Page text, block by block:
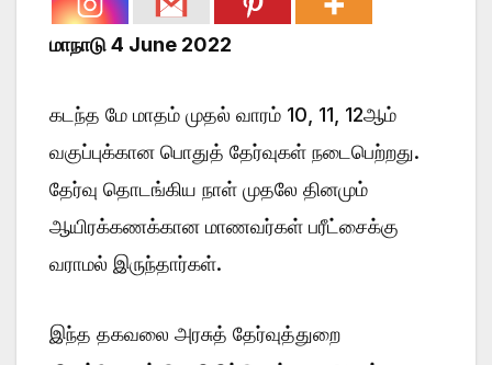
மாநாடு 4 June 2022
கடந்த மே மாதம் முதல் வாரம் 10, 11, 12ஆம்
வகுப்புக்கான பொதுத் தேர்வுகள் நடைபெற்றது.
தேர்வு தொடங்கிய நாள் முதலே தினமும்
ஆயிரக்கணக்கான மாணவர்கள் பரீட்சைக்கு
வராமல் இருந்தார்கள்.
இந்த தகவலை அரசுத் தேர்வுத்துறை